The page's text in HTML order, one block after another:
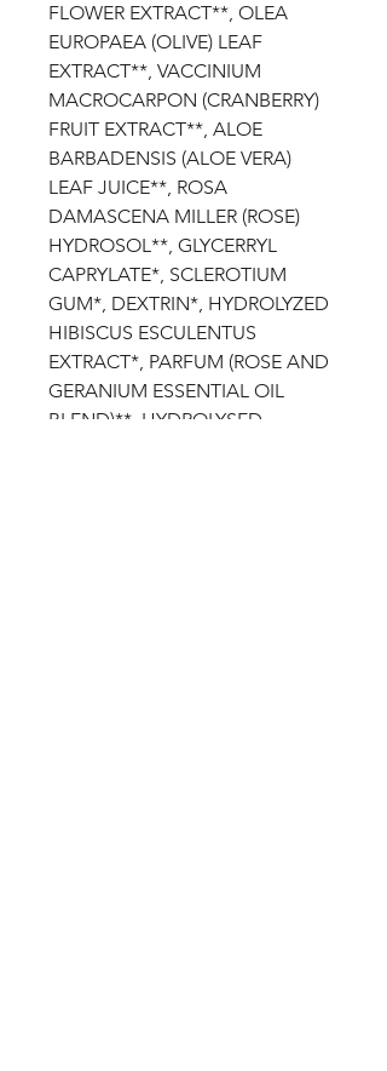
FLOWER EXTRACT**, OLEA
EUROPAEA (OLIVE) LEAF
EXTRACT**, VACCINIUM
MACROCARPON (CRANBERRY)
FRUIT EXTRACT**, ALOE
BARBADENSIS (ALOE VERA)
LEAF JUICE**, ROSA
DAMASCENA MILLER (ROSE)
HYDROSOL**, GLYCERRYL
CAPRYLATE*, SCLEROTIUM
GUM*, DEXTRIN*, HYDROLYZED
HIBISCUS ESCULENTUS
EXTRACT*, PARFUM (ROSE AND
GERANIUM ESSENTIAL OIL
BLEND)**, HYDROLYSED